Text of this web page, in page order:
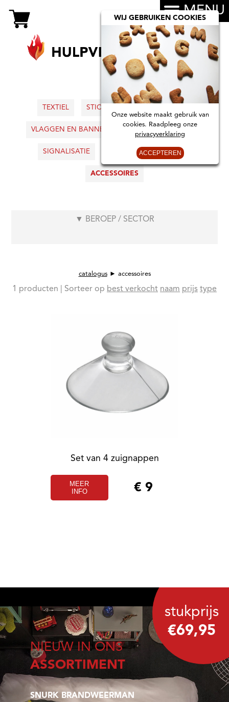
WIJ GEBRUIKEN COOKIES
Onze website maakt gebruik van
cookies. Raadpleeg onze
privacyverklaring
ACCEPTEREN
MENU
TEXTIEL STICKERS
VLAGGEN EN BANNERS INTERIEUR
SIGNALISATIE KAARTEN
ACCESSOIRES
▼ BEROEP / SECTOR
catalogus► accessoires
1 producten | Sorteer op best verkocht naam prijs type
Set van 4 zuignappen
MEER
INFO
€ 9
NIEUW IN ONS
ASSORTIMENT
SNURK BRANDWEERMAN
stukprijs
€69,95